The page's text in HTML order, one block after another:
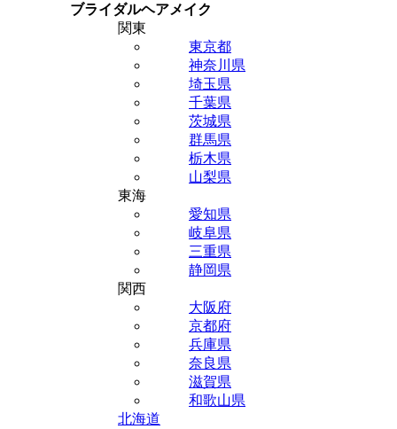
ブライダルヘアメイク
関東
東京都
神奈川県
埼玉県
千葉県
茨城県
群馬県
栃木県
山梨県
東海
愛知県
岐阜県
三重県
静岡県
関西
大阪府
京都府
兵庫県
奈良県
滋賀県
和歌山県
北海道